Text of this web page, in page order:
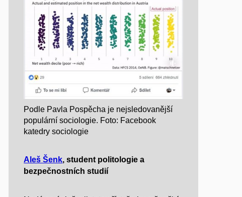
Podle Pavla Pospěcha je nejsledovanější
populární sociologie. Foto: Facebook
katedry sociologie
Aleš Šenk, student politologie a
bezpečnostních studií